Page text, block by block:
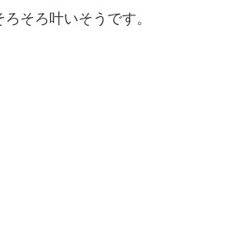
そろ叶いそうです。